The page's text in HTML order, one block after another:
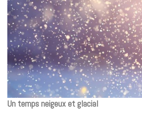
Un temps neigeux et glacial